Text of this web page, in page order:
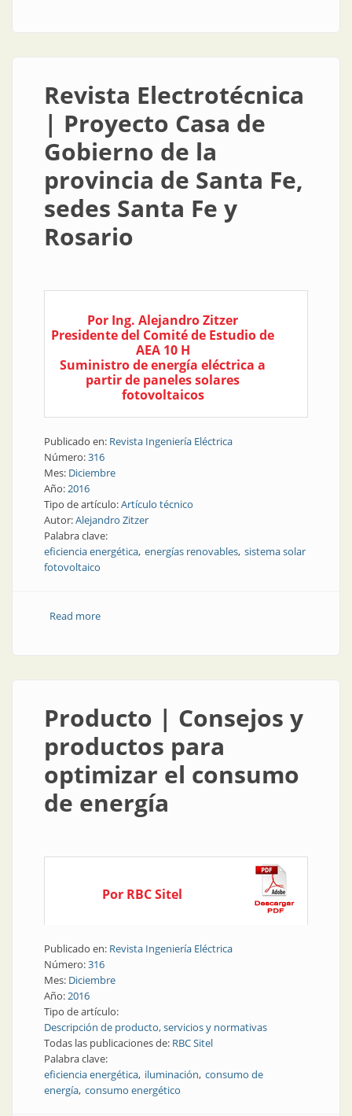
Revista Electrotécnica
| Proyecto Casa de
Gobierno de la
provincia de Santa Fe,
sedes Santa Fe y
Rosario
Por Ing. Alejandro Zitzer
Presidente del Comité de Estudio de
AEA 10 H
Suministro de energía eléctrica a
partir de paneles solares
fotovoltaicos
Publicado en: Revista Ingeniería Eléctrica
Número:316
Mes: Diciembre
Año:2016
Tipo de artículo:Artículo técnico
Autor:Alejandro Zitzer
Palabra clave:
eficiencia energética energías renovables sistema solar
fotovoltaico
Read moreabout Revista Electrotécnica | Proyecto Casa de
Producto | Consejos y
productos para
optimizar el consumo
de energía
Por RBC Sitel
Publicado en: Revista Ingeniería Eléctrica
Número:316
Mes: Diciembre
Año:2016
Tipo de artículo:
Descripción de producto, servicios y normativas
Todas las publicaciones de: RBC Sitel
Palabra clave:
eficiencia energética iluminación consumo de
energía consumo energético